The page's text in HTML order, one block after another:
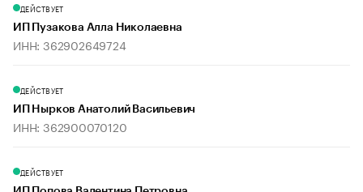
ДЕЙСТВУЕТ
ИП Пузакова Алла Николаевна
ИНН: 362902649724
ДЕЙСТВУЕТ
ИП Нырков Анатолий Васильевич
ИНН: 362900070120
ДЕЙСТВУЕТ